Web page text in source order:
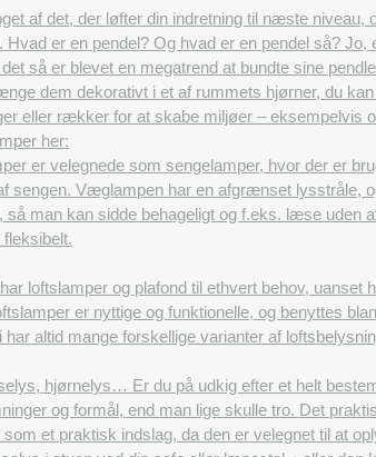
af det, der løfter din indretning til næste
Hvad er en pendel? Og hvad er en pendel så?
så er blevet en megatrend at bundte sine
dem dekorativt i et af rummets hjørner, du
eller rækker for at skabe miljøer – eksempelvis
her:
er velegnede som sengelamper, hvor der er
sengen. Væglampen har en afgrænset lysstråle,
så man kan sidde behageligt og f.eks. læse
loftslamper og plafond til ethvert behov,
er nyttige og funktionelle, og benyttes
altid mange forskellige varianter af
hjørnelys… Er du på udkig efter et helt
og formål, end man lige skulle tro. Det
som et praktisk indslag, da den er velegnet til at